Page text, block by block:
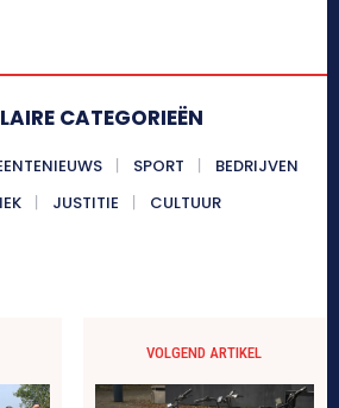
CATEGORIEËN
SPORT
BEDRIJVEN
JUSTITIE CULTUUR
VOLGEND ARTIKEL